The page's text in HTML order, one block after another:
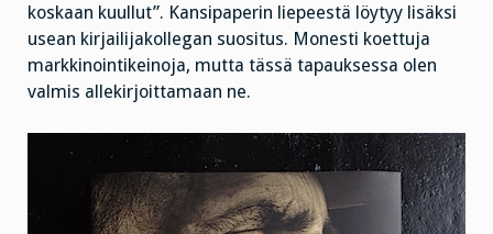
koskaan kuullut”. Kansipaperin liepeestä löytyy lisäksi
usean kirjailijakollegan suositus. Monesti koettuja
markkinointikeinoja, mutta tässä tapauksessa olen
valmis allekirjoittamaan ne.